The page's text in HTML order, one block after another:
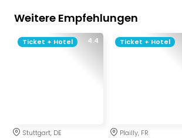
Weitere Empfehlungen
4.4
Ticket + Hotel
Stuttgart, DE
Ticket + Hotel
Plailly, FR